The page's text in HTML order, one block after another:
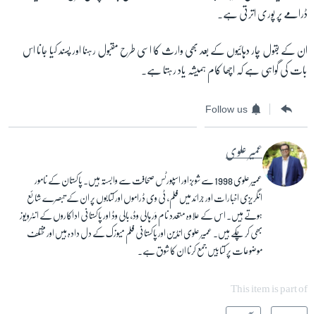
ڈرامے پر پوری اترتی ہے۔
ان کے بقول چار دہائیوں کے بعد بھی وارث کا اسی طرح مقبول رہنا اور پسند کیا جانا اس
بات کی گواہی ہے کہ اچھا کام ہمیشہ یاد رہتا ہے۔
Follow us
عمیر علوی
عمیر علوی 1998 سے شوبز اور اسپورٹس صحافت سے وابستہ ہیں۔ پاکستان کے نامور
انگریزی اخبارات اور جرائد میں فلم، ٹی وی ڈراموں اور کتابوں پر ان کے تبصرے شائع
ہوتے ہیں۔ اس کے علاوہ متعدد نام وَر ہالی وڈ، بالی وڈ اور پاکستانی اداکاروں کے انٹرویوز
بھی کر چکے ہیں۔ عمیر علوی انڈین اور پاکستانی فلم میوزک کے دل دادہ ہیں اور مختلف
موضوعات پر کتابیں جمع کرنا ان کا شوق ہے۔
This item is part of